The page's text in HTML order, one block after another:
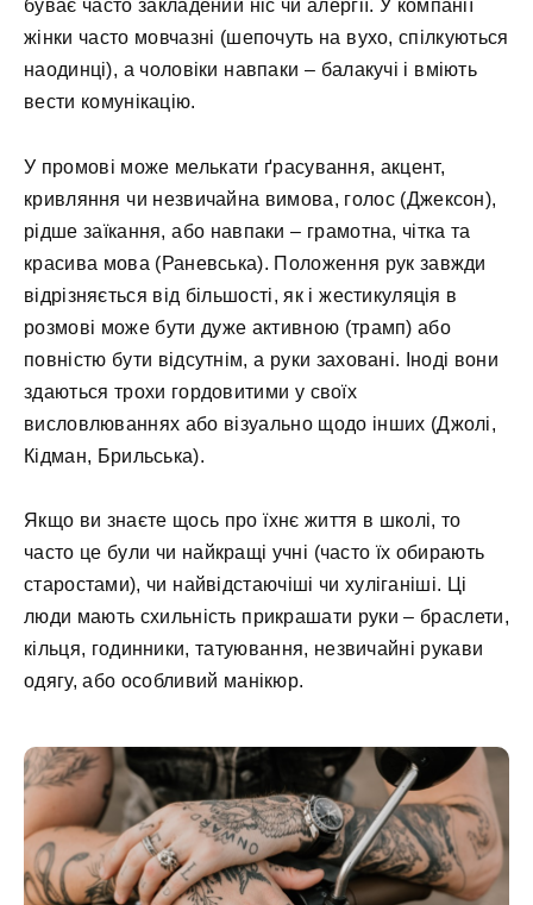
буває часто закладений ніс чи алергії. У компанії
жінки часто мовчазні (шепочуть на вухо, спілкуються
наодинці), а чоловіки навпаки – балакучі і вміють
вести комунікацію.
У промові може мелькати ґрасування, акцент,
кривляння чи незвичайна вимова, голос (Джексон),
рідше заїкання, або навпаки – грамотна, чітка та
красива мова (Раневська). Положення рук завжди
відрізняється від більшості, як і жестикуляція в
розмові може бути дуже активною (трамп) або
повністю бути відсутнім, а руки заховані. Іноді вони
здаються трохи гордовитими у своїх
висловлюваннях або візуально щодо інших (Джолі,
Кідман, Брильська).
Якщо ви знаєте щось про їхнє життя в школі, то
часто це були чи найкращі учні (часто їх обирають
старостами), чи найвідстаючіші чи хуліганіші. Ці
люди мають схильність прикрашати руки – браслети,
кільця, годинники, татуювання, незвичайні рукави
одягу, або особливий манікюр.